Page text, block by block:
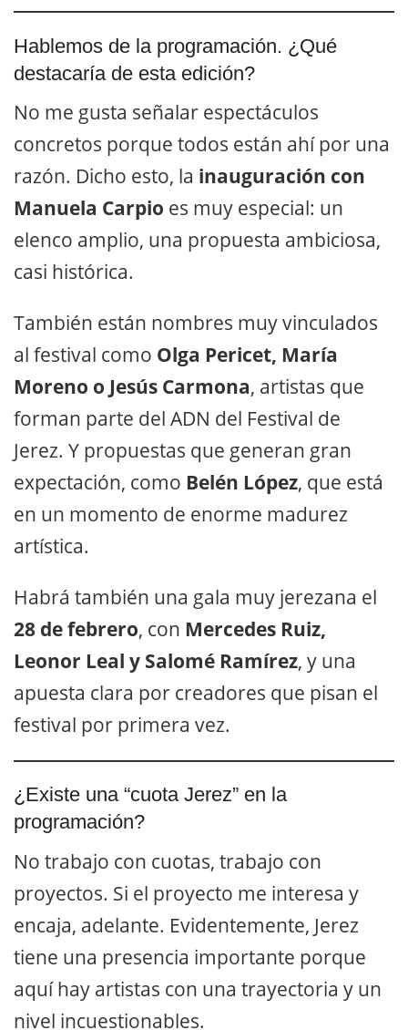
Hablemos de la programación. ¿Qué
destacaría de esta edición?
No me gusta señalar espectáculos
concretos porque todos están ahí por una
razón. Dicho esto, la inauguración con
Manuela Carpio es muy especial: un
elenco amplio, una propuesta ambiciosa,
casi histórica.
También están nombres muy vinculados
al festival como Olga Pericet, María
Moreno o Jesús Carmona, artistas que
forman parte del ADN del Festival de
Jerez. Y propuestas que generan gran
expectación, como Belén López, que está
en un momento de enorme madurez
artística.
Habrá también una gala muy jerezana el
28 de febrero, con Mercedes Ruiz,
Leonor Leal y Salomé Ramírez, y una
apuesta clara por creadores que pisan el
festival por primera vez.
¿Existe una “cuota Jerez” en la
programación?
No trabajo con cuotas, trabajo con
proyectos. Si el proyecto me interesa y
encaja, adelante. Evidentemente, Jerez
tiene una presencia importante porque
aquí hay artistas con una trayectoria y un
nivel incuestionables.